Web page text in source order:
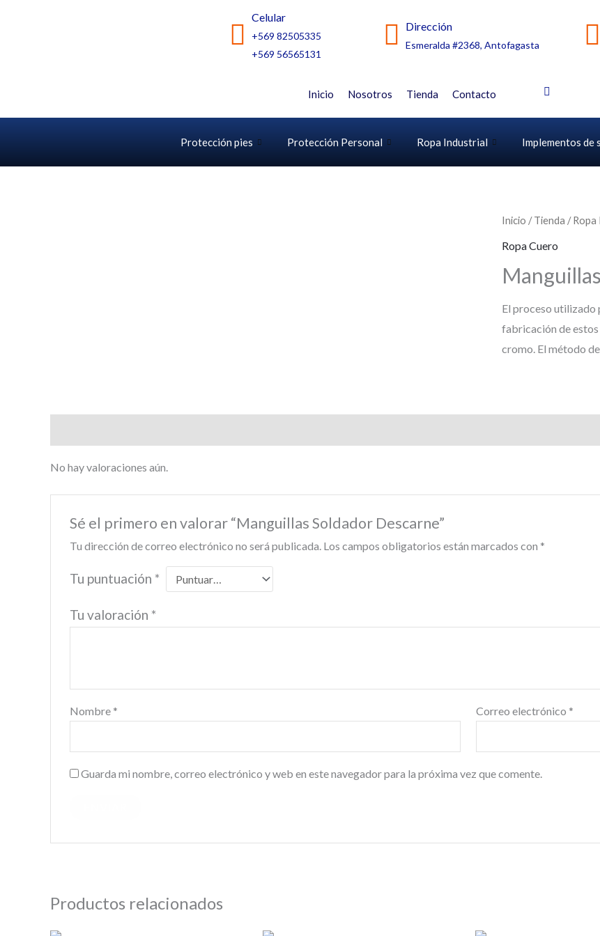
Celular
+569 82505335
+569 56565131
Dirección
Esmeralda #2368, Antofagasta
Inicio Nosotros Tienda Contacto
Protección pies Protección Personal Ropa Industrial Implementos de
Inicio /Tienda /Ropa
Ropa Cuero
El proceso utilizado
fabricación de
cromo. El método
No hay valoraciones aún.
Sé el primero en valorar “Manguillas Soldador Descarne”
Tu dirección de correo electrónico no será publicada. Los campos obligatorios están marcados con *
Tu puntuación *
Tu valoración *
Nombre * Correo electrónico *
Guarda mi nombre, correo electrónico y web en este navegador para la próxima vez que comente.
Productos relacionados